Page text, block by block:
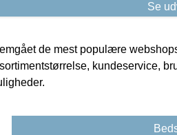
Se
de mest populære
kundeservice,